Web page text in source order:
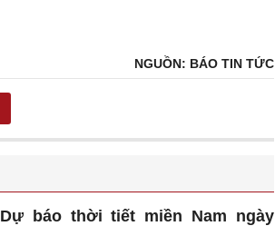
NGUỒN: BÁO TIN TỨC
Dự báo thời tiết miền Nam ngày